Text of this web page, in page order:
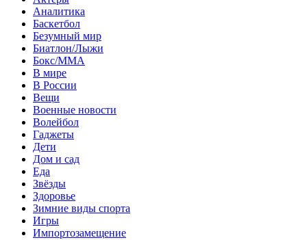
Аналитика
Баскетбол
Безумный мир
Биатлон/Лыжи
Бокс/MMA
В мире
В России
Вещи
Военные новости
Волейбол
Гаджеты
Дети
Дом и сад
Еда
Звёзды
Здоровье
Зимние виды спорта
Игры
Импортозамещение